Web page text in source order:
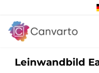
Leinwandbild